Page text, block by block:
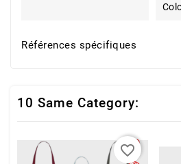
Références spécifiques
10 Same Category:
favorite_border